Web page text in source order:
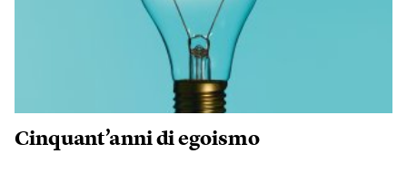
Cinquant’anni di egoismo